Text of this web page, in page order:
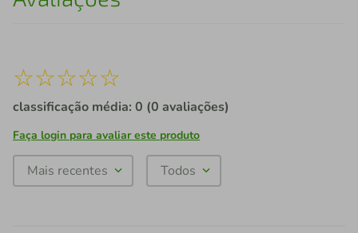
☆☆☆☆☆
classificação média: 0 (0 avaliações)
Faça login para avaliar este produto
Mais recentes Todos